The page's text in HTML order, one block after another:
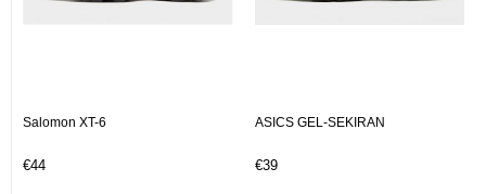
Salomon XT-6
€44
ASICS GEL-SEKIRAN
€39